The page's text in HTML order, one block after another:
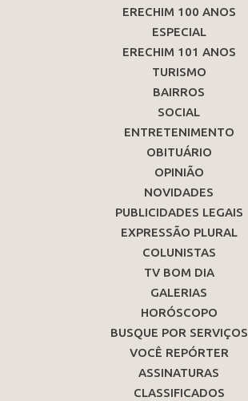
ERECHIM 100 ANOS
ESPECIAL
ERECHIM 101 ANOS
TURISMO
BAIRROS
SOCIAL
ENTRETENIMENTO
OBITUÁRIO
OPINIÃO
NOVIDADES
PUBLICIDADES LEGAIS
EXPRESSÃO PLURAL
COLUNISTAS
TV BOM DIA
GALERIAS
HORÓSCOPO
BUSQUE POR SERVIÇOS
VOCÊ REPÓRTER
ASSINATURAS
CLASSIFICADOS